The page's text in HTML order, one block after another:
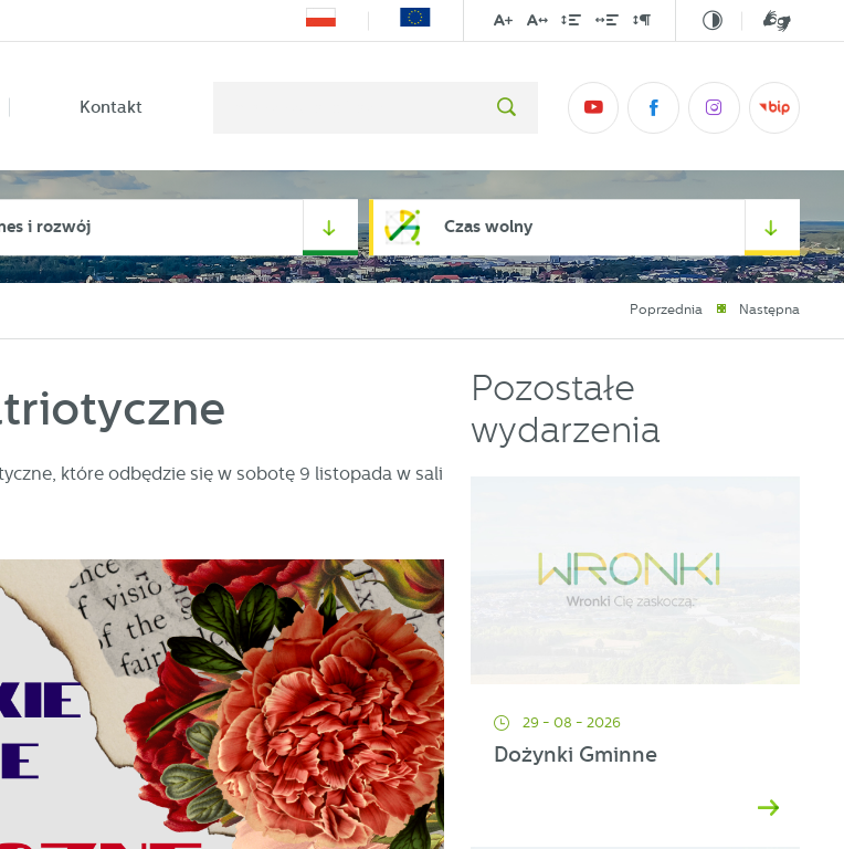
Kontakt
i rozwój Czas wolny
Poprzednia Następna
które odbędzie się w sobotę 9 listopada w sali
Pozostałe
wydarzenia
29 - 08 - 2026
Dożynki Gminne